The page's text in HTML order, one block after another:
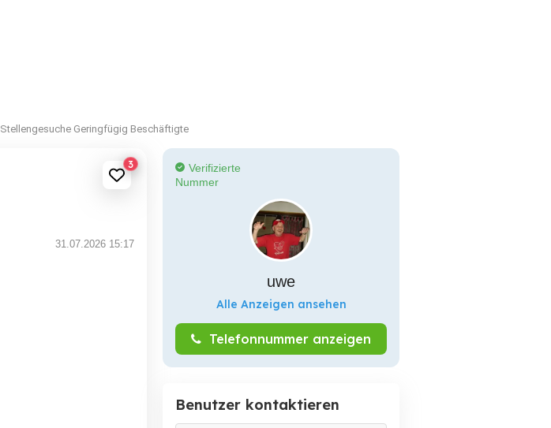
Stellengesuche Geringfügig Beschäftigte
3
31.07.2026 15:17
Verifizierte
Nummer
uwe
Alle Anzeigen ansehen
Telefonnummer anzeigen
Benutzer kontaktieren